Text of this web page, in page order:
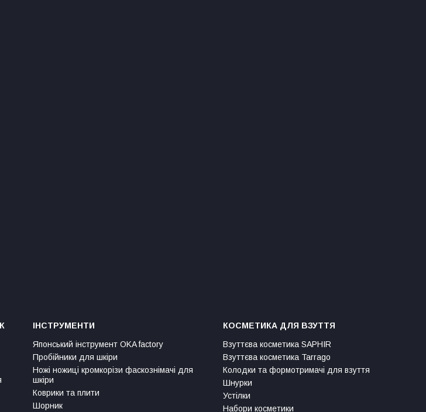
ІНСТРУМЕНТИ
Японський інструмент OKA factory
Пробійники для шкіри
Ножі ножиці кромкорізи фаскознімачі для
шкіри
Коврики та плити
Шорник
КОСМЕТИКА ДЛЯ ВЗУТТЯ
Взуттєва косметика SAPHIR
Взуттєва косметика Tarrago
Колодки та формотримачі для взуття
Шнурки
Устілки
Набори косметики